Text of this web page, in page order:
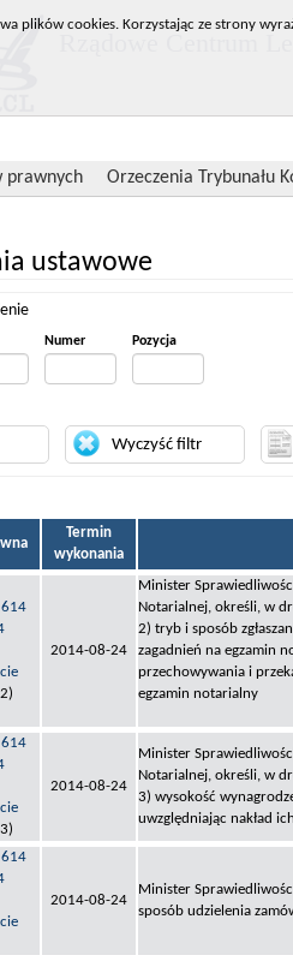
prawnych Orzeczenia Trybunału
ustawowe
Numer Pozycja
Termin
wykonania
614
2014-08-24
Minister
Notarialnej, określi, w
2) tryb i sposób
zagadnień na egzamin
przechowywania i
egzamin notarialny
614
2014-08-24
Minister
Notarialnej, określi, w
3) wysokość
uwzględniając nakład
614
2014-08-24
Minister
sposób udzielenia
plików cookies. Korzystając ze strony